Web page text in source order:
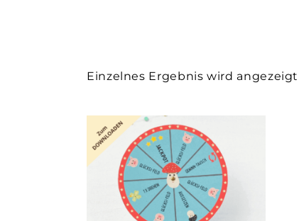
Einzelnes Ergebnis wird angezeigt
IN DEN